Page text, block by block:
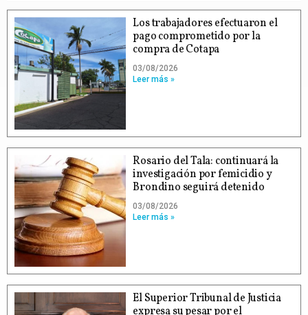
Los trabajadores efectuaron el
pago comprometido por la
compra de Cotapa
03/08/2026
Leer más »
Rosario del Tala: continuará la
investigación por femicidio y
Brondino seguirá detenido
03/08/2026
Leer más »
El Superior Tribunal de Justicia
expresa su pesar por el